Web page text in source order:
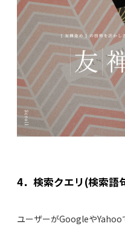
4．検索クエリ(検索語
ユーザーがGoogleやYahoo